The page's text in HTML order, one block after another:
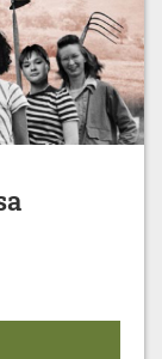
Llanada